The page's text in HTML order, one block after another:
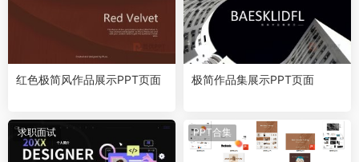
红色极简风作品展示PPT页面 极简作品集展示PPT页面
求职面试 PPT合集